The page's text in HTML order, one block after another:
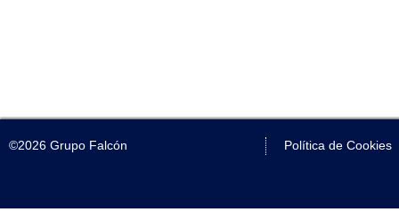
©2026 Grupo Falcón Política de Cookies